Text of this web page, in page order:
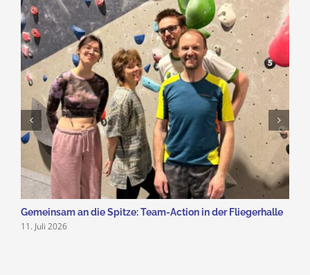
Gemeinsam an die Spitze: Team-Action in der Fliegerhalle
11. Juli 2026